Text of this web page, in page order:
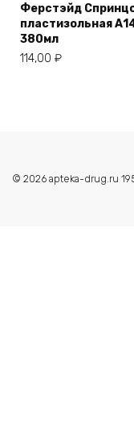
Ферстэйд
пластизольная
380мл
114,00 ₽
© 2026 apteka-drug.ru